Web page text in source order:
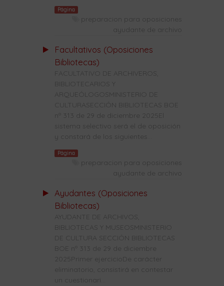
Página
preparacion para oposiciones
ayudante de archivo
Facultativos (Oposiciones
Bibliotecas)
FACULTATIVO DE ARCHIVEROS,
BIBLIOTECARIOS Y
ARQUEÓLOGOSMINISTERIO DE
CULTURASECCIÓN BIBLIOTECAS BOE
nº 313 de 29 de diciembre 2025El
sistema selectivo será el de oposición
y constará de los siguientes...
Página
preparacion para oposiciones
ayudante de archivo
Ayudantes (Oposiciones
Bibliotecas)
AYUDANTE DE ARCHIVOS,
BIBLIOTECAS Y MUSEOSMINISTERIO
DE CULTURA SECCIÓN BIBLIOTECAS
BOE nº 313 de 29 de diciembre
2025Primer ejercicioDe carácter
eliminatorio, consistirá en contestar
un cuestionari...